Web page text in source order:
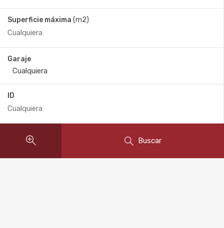
Superficie máxima (m2)
Garaje
ID
Buscar